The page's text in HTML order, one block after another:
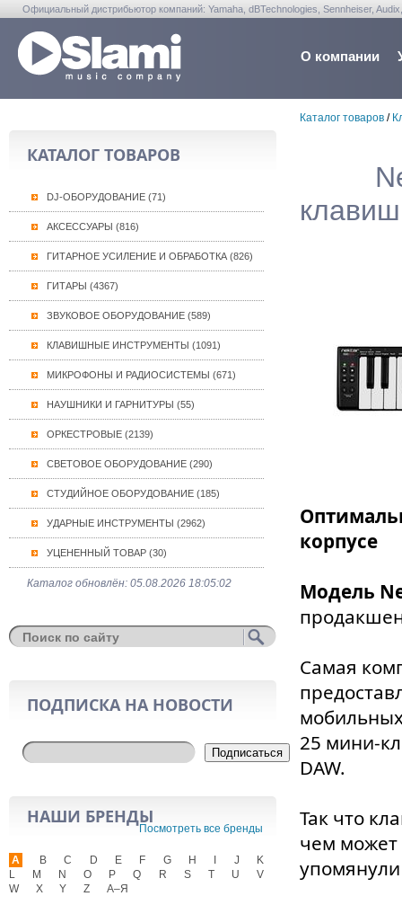
Официальный дистрибьютор компаний: Yamaha, dBTechnologies, Sennheiser,
О компании
КАТАЛОГ ТОВАРОВ
DJ-ОБОРУДОВАНИЕ (71)
АКСЕССУАРЫ (816)
ГИТАРНОЕ УСИЛЕНИЕ И ОБРАБОТКА (826)
ГИТАРЫ (4367)
ЗВУКОВОЕ ОБОРУДОВАНИЕ (589)
КЛАВИШНЫЕ ИНСТРУМЕНТЫ (1091)
МИКРОФОНЫ И РАДИОСИСТЕМЫ (671)
НАУШНИКИ И ГАРНИТУРЫ (55)
ОРКЕСТРОВЫЕ (2139)
СВЕТОВОЕ ОБОРУДОВАНИЕ (290)
СТУДИЙНОЕ ОБОРУДОВАНИЕ (185)
УДАРНЫЕ ИНСТРУМЕНТЫ (2962)
УЦЕНЕННЫЙ ТОВАР (30)
Каталог обновлён: 05.08.2026 18:05:02
ПОДПИСКА НА НОВОСТИ
Подписаться
НАШИ БРЕНДЫ
Посмотреть все бренды
A B C D E F G H J
K
L
M N O P Q R S T U
V
W
X Y Z А–Я
Каталог товаров/
корпусе
Модель
Самая
25 мини-
DAW.
Так что
чем может